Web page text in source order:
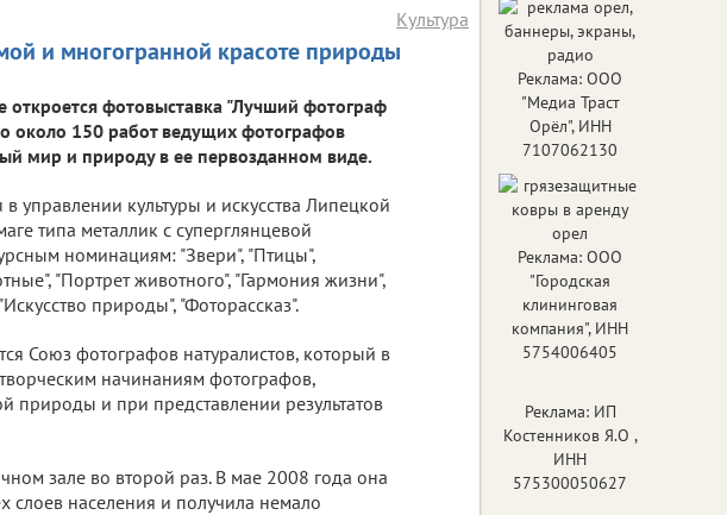
и многогранной красоте природы
Культура
откроется фотовыставка "Лучший фотограф
около 150 работ ведущих фотографов
мир и природу в ее первозданном виде.
управлении культуры и искусства Липецкой
типа металлик с суперглянцевой
номинациям: "Звери", "Птицы",
"Портрет животного", "Гармония жизни",
природы", "Фоторассказ".
Союз фотографов натуралистов, который в
начинаниям фотографов,
и при представлении результатов
зале во второй раз. В мае 2008 года она
слоев населения и получила немало
Реклама: ООО
"Медиа Траст
Орёл", ИНН
7107062130
Реклама: ООО
"Городская
клининговая
компания", ИНН
5754006405
Реклама: ИП
Костенников Я.О ,
ИНН
575300050627